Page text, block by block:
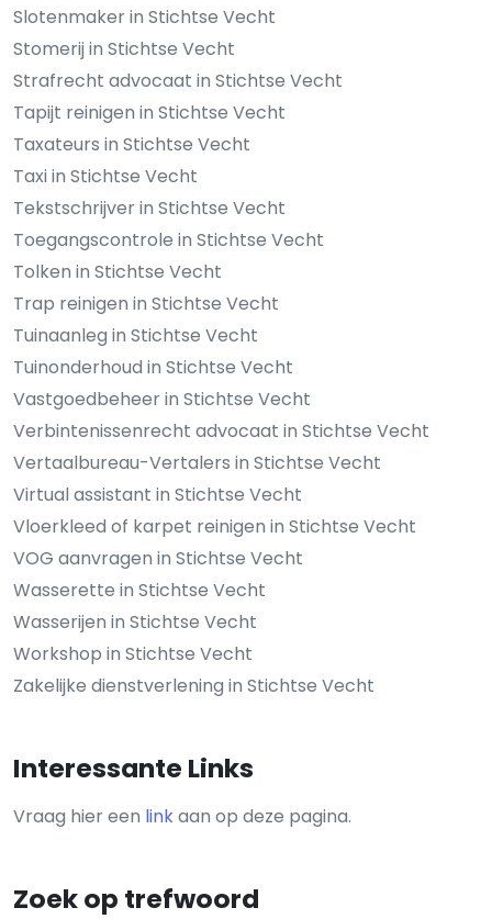
Slotenmaker in Stichtse Vecht
Stomerij in Stichtse Vecht
Strafrecht advocaat in Stichtse Vecht
Tapijt reinigen in Stichtse Vecht
Taxateurs in Stichtse Vecht
Taxi in Stichtse Vecht
Tekstschrijver in Stichtse Vecht
Toegangscontrole in Stichtse Vecht
Tolken in Stichtse Vecht
Trap reinigen in Stichtse Vecht
Tuinaanleg in Stichtse Vecht
Tuinonderhoud in Stichtse Vecht
Vastgoedbeheer in Stichtse Vecht
Verbintenissenrecht advocaat in Stichtse Vecht
Vertaalbureau-Vertalers in Stichtse Vecht
Virtual assistant in Stichtse Vecht
Vloerkleed of karpet reinigen in Stichtse Vecht
VOG aanvragen in Stichtse Vecht
Wasserette in Stichtse Vecht
Wasserijen in Stichtse Vecht
Workshop in Stichtse Vecht
Zakelijke dienstverlening in Stichtse Vecht
Interessante Links
Vraag hier een linkaan op deze pagina.
Zoek op trefwoord